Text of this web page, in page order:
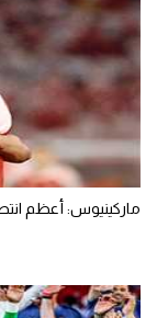
ماركينيوس: أعظم